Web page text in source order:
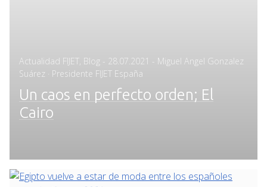
Actualidad FIJET Blog - Posted
on
28.07.2021 - Miguel Angel Gonzalez
Suárez · Presidente FIJET España
Un caos en perfecto orden; El
Cairo